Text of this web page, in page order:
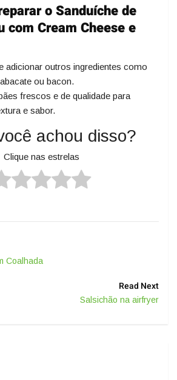
o Sanduíche de
com Cream Cheese e
adicionar outros ingredientes como
ou bacon.
frescos e de qualidade para
e sabor.
achou disso?
Clique nas estrelas
Coalhada
Read Next
Salsichão na airfryer